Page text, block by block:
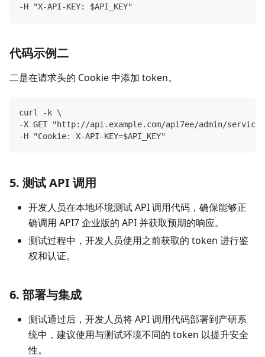
-H "X-API-KEY: $API_KEY"
代码示例二
二是在请求头的 Cookie 中添加 token。
curl -k \
-X GET "http://api.example.com/api7ee/admin/
-H "Cookie: X-API-KEY=$API_KEY"
5. 测试 API 调用
开发人员在本地环境测试 API 调用代码，确保能够正
确调用 API7 企业版的 API 并获取预期的响应。
测试过程中，开发人员使用之前获取的 token 进行鉴
权和认证。
6. 部署与集成
测试通过后，开发人员将 API 调用代码部署到产研系
统中，建议使用与测试环境不同的 token 以提升安全
性。